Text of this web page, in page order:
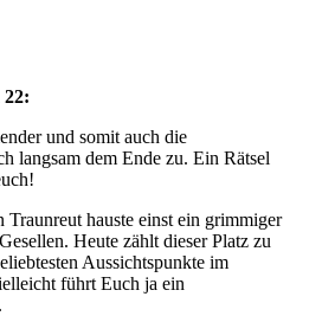
22:
und somit auch die
langsam dem Ende zu. Ein Rätsel
hauste einst ein grimmiger
Heute zählt dieser Platz zu
Aussichtspunkte im
führt Euch ja ein